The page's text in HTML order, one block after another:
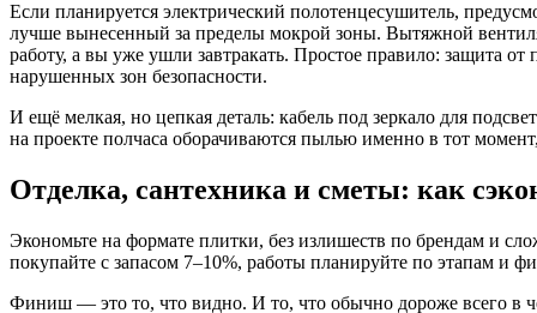
Если планируется электрический полотенцесушитель,
лучше вынесенный за пределы мокрой зоны. Вытяжной
работу, а вы уже ушли завтракать. Простое правило: защита
нарушенных зон безопасности.
И ещё мелкая, но цепкая деталь: кабель под зеркало для
на проекте полчаса оборачиваются пылью именно в тот
Отделка, сантехника и сметы: как
Экономьте на формате плитки, без излишеств по брендам и
покупайте с запасом 7–10%, работы планируйте по этапам и
Финиш — это то, что видно. И то, что обычно дороже всего в